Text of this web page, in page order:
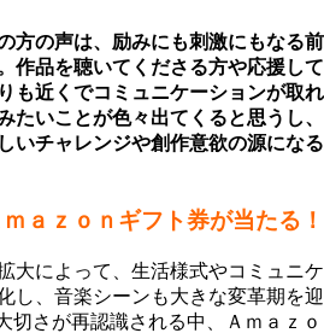
方の声は、励みにも刺激にもなる前
作品を聴いてくださる方や応援して
も近くでコミュニケーションが取れ
たいことが色々出てくると思うし、
いチャレンジや創作意欲の源になる
ａｚｏｎギフト券が当たる！
大によって、生活様式やコミュニケ
し、音楽シーンも大きな変革期を迎
切さが再認識される中、Ａｍａｚｏ